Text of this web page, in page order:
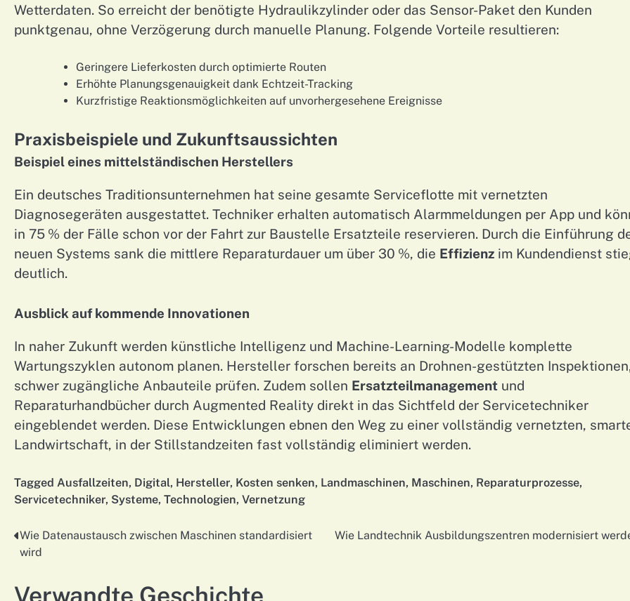
Wetterdaten. So erreicht der benötigte Hydraulikzylinder oder das Sensor-Paket den Kunden
punktgenau, ohne Verzögerung durch manuelle Planung. Folgende Vorteile resultieren:
Geringere Lieferkosten durch optimierte Routen
Erhöhte Planungsgenauigkeit dank Echtzeit-Tracking
Kurzfristige Reaktionsmöglichkeiten auf unvorhergesehene Ereignisse
Praxisbeispiele und Zukunftsaussichten
Beispiel eines mittelständischen Herstellers
Ein deutsches Traditionsunternehmen hat seine gesamte Serviceflotte mit vernetzten
Diagnosegeräten ausgestattet. Techniker erhalten automatisch Alarmmeldungen per App und
in 75 % der Fälle schon vor der Fahrt zur Baustelle Ersatzteile reservieren. Durch die Einführung
neuen Systems sank die mittlere Reparaturdauer um über 30 %, die Effizienz im Kundendienst
deutlich.
Ausblick auf kommende Innovationen
In naher Zukunft werden künstliche Intelligenz und Machine-Learning-Modelle komplette
Wartungszyklen autonom planen. Hersteller forschen bereits an Drohnen-gestützten
schwer zugängliche Anbauteile prüfen. Zudem sollen Ersatzteilmanagement und
Reparaturhandbücher durch Augmented Reality direkt in das Sichtfeld der Servicetechniker
eingeblendet werden. Diese Entwicklungen ebnen den Weg zu einer vollständig vernetzten,
Landwirtschaft, in der Stillstandzeiten fast vollständig eliminiert werden.
Tagged Ausfallzeiten, Digital, Hersteller, Kosten senken, Landmaschinen, Maschinen, Reparaturprozesse,
Servicetechniker, Systeme, Technologien, Vernetzung
Nawigacja
Wie Datenaustausch zwischen Maschinen standardisiert
wird
Wie Landtechnik Ausbildungszentren modernisiert
Verwandte Geschichte